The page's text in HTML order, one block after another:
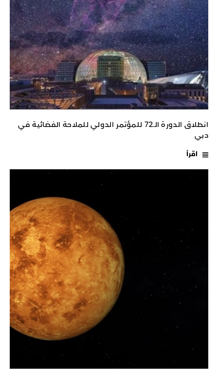
انطلاق الدورة الـ72 للمؤتمر الدولي للملاحة الفضائية في
دبي
اقرأ